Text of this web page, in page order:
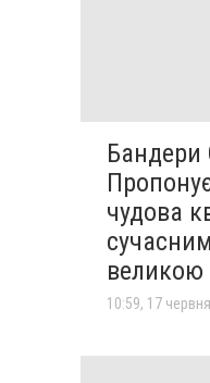
Бандери
чудова
великою
10:59, 17 червня